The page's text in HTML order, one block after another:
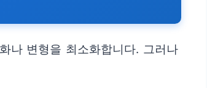
나 변형을 최소화합니다. 그러나